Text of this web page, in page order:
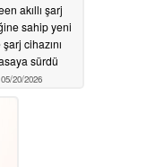
akıllı şarj
sahip yeni
cihazını
sürdü
05/20/2026